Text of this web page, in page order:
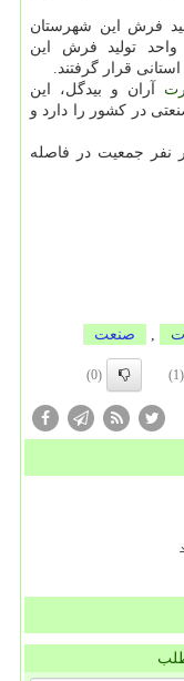
فرش این شهرستان
واحد تولید فرش این
قرار گرفتند.
آران و بیدگل، این
در كشور را دارد و
و بیدگل با بیش از 103 هزار نفر جمعیت در فاصله
صنعت
(1)
(0)